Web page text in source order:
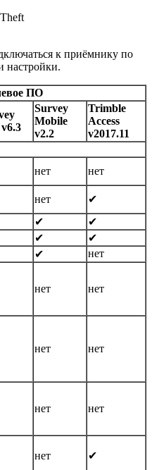
к приёмнику по
настройки.
ПО
Survey
Mobile
v2.2
Trimble
Access
v2017.11
нет
нет
нет
✔
✔
✔
✔
✔
✔
нет
нет нет
нет нет
нет нет
нет ✔